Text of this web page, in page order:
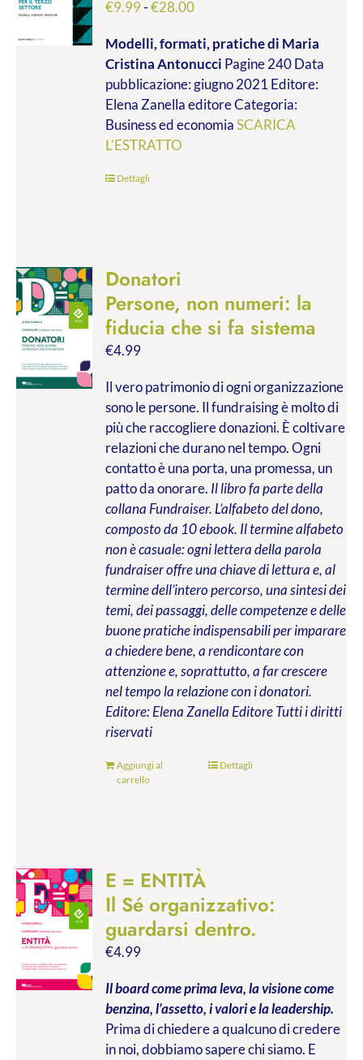
€9.99-€28.00Fascia
prezzo:
da
€9.99
a
€28.00
Modelli, formati, pratichedi Maria
Cristina Antonucci Pagine 240 Data
pubblicazione: giugno 2021 Editore:
Elena Zanella editore Categoria:
Business ed economiaSCARICA
L'ESTRATTO
Dettagli
Donatori
Persone, non numeri: la
fiducia che si fa sistema
€4.99
Il vero patrimonio di ogni organizzazione
sono le persone. Il fundraising è molto di
più che raccogliere donazioni. È coltivare
relazioni che durano nel tempo. Ogni
contatto è una porta, una promessa, un
patto da onorare. Il libro fa parte della
collana Fundraiser. L’alfabeto del dono,
composto da 10 ebook. Il termine alfabeto
non è casuale: ogni lettera della parola
fundraiser offre una chiave di lettura e, al
termine dell’intero percorso, una sintesi dei
temi, dei passaggi, delle competenze e delle
buone pratiche indispensabili per imparare
a chiedere bene, a rendicontare con
attenzione e, soprattutto, a far crescere
nel tempo la relazione con i donatori.
Editore: Elena Zanella EditoreTutti i diritti
riservati
Aggiungi al
carrello
Dettagli
E = ENTITÀ
Il Sé organizzativo:
guardarsi dentro.
€4.99
Il board come prima leva, la visione come
benzina, l’assetto, i valori e la leadership.
Prima di chiedere a qualcuno di credere
in noi, dobbiamo sapere chi siamo. E